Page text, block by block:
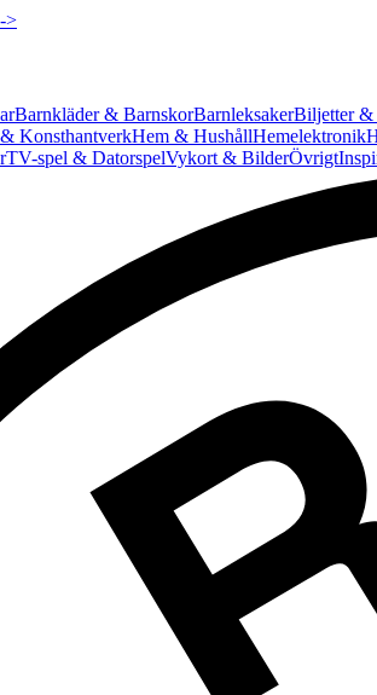
>
Barnkläder & BarnskorBarnleksakerBiljetter &
KonsthantverkHem & HushållHemelektronik
TV-spel & DatorspelVykort & BilderÖvrigt